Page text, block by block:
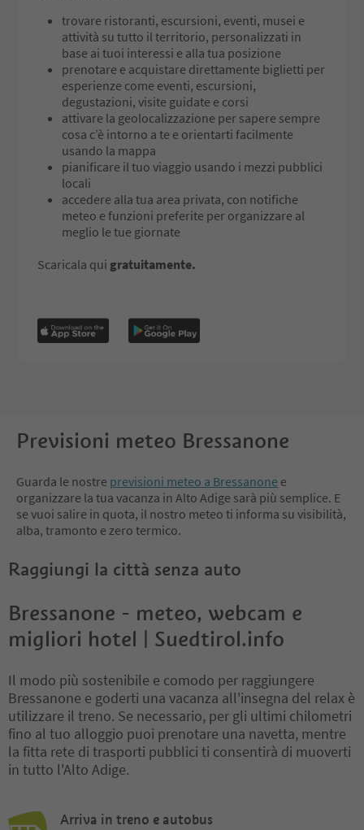
Il giardino barocco dell'abbazia
può essere visitato
autonomamente da maggio a
settembre, dal giovedì al sabato,
durante gli orari di apertura del
Prezzo: 5,00€ a persona
sempre dall’Abbazia a
quello spirituale.
all’Abbazia di
vigneti più
che producono
bianchi, come il
Thurgau e il Kerner.
trovare ristoranti, escursioni, eventi, musei e
attività su tutto il territorio, personalizzati in
base ai tuoi interessi e alla tua posizione
prenotare e acquistare direttamente biglietti per
esperienze come eventi, escursioni,
degustazioni, visite guidate e corsi
attivare la geolocalizzazione per sapere sempre
cosa c’è intorno a te e orientarti facilmente
usando la mappa
pianificare il tuo viaggio usando i mezzi pubblici
locali
accedere alla tua area privata, con notifiche
meteo e funzioni preferite per organizzare al
meglio le tue giornate
Scaricala qui gratuitamente.
Previsioni meteo Bressanone
Guarda le nostre previsioni meteo a Bressanone e
organizzare la tua vacanza in Alto Adige sarà più semplice. E
se vuoi salire in quota, il nostro meteo ti informa su visibilità,
alba, tramonto e zero termico.
Raggiungi la città senza auto
Bressanone - meteo, webcam e
migliori hotel | Suedtirol.info
Il modo più sostenibile e comodo per raggiungere
Bressanone e goderti una vacanza all'insegna del relax è
utilizzare il treno. Se necessario, per gli ultimi chilometri
fino al tuo alloggio puoi prenotare una navetta, mentre
la fitta rete di trasporti pubblici ti consentirà di muoverti
in tutto l'Alto Adige.
Arriva in treno e autobus